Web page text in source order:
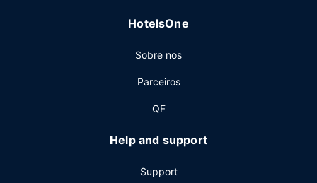
Planeia um evento em Burlington? Este hotel dispõe de
uma área total de 390 metros quadrados. Há
HotelsOne
Sobre nos
Parceiros
QF
Help and support
Support